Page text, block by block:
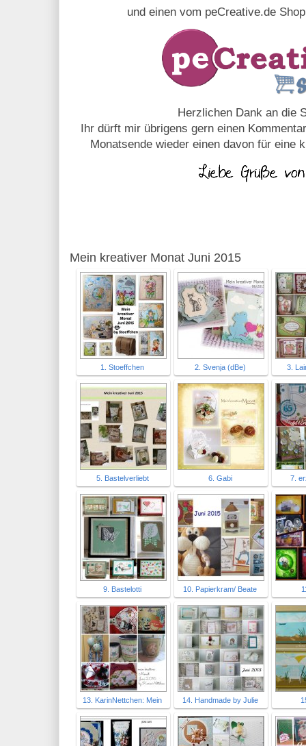
und einen vom peCreative.de
Herzlichen Dank an die
Ihr dürft mir übrigens gern einen
Monatsende wieder einen davon für eine
Mein kreativer Monat Juni 2015
1. Stoeffchen 2. Svenja (dBe) 3.
5. Bastelverliebt 6. Gabi 7.
9. Bastelotti 10. Papierkram/ Beate
13. KarinNettchen: Mein 14. Handmade by Julie